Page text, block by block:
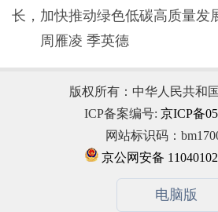
长，加快推动绿色低碳高质量发
周雁凌 季英德
版权所有：中华人民共和
ICP备案编号: 京ICP备
网站标识码：
京公网安备
电脑版